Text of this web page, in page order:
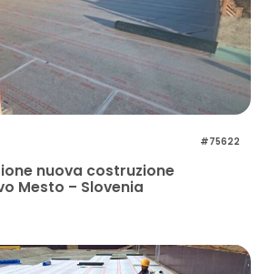
#75622
nuova costruzione
Mesto – Slovenia